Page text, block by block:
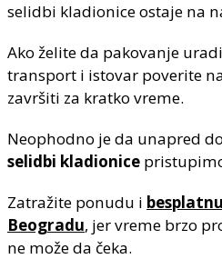
selidbi kladionice ostaje na
Ako želite da pakovanje
transport i istovar poverite
završiti za kratko vreme.
Neophodno je da unapred
selidbi kladionice
Zatražite ponudu i
Beogradu, jer vreme brzo
ne može da čeka.